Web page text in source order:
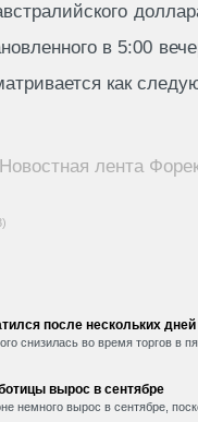
в 5:00
как
лента
после нескольких дней
снизилась во время торгов в
вырос в сентябре
немного вырос в сентябре,